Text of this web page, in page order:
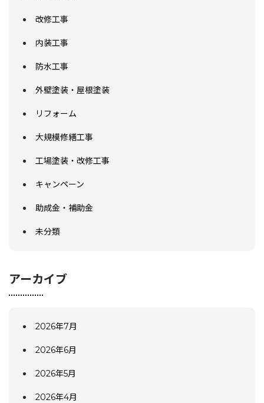
改修工事
内装工事
防水工事
外壁塗装・屋根塗装
リフォーム
大規模修繕工事
工場塗装・改修工事
キャンペーン
助成金・補助金
未分類
アーカイブ
2026年7月
2026年6月
2026年5月
2026年4月